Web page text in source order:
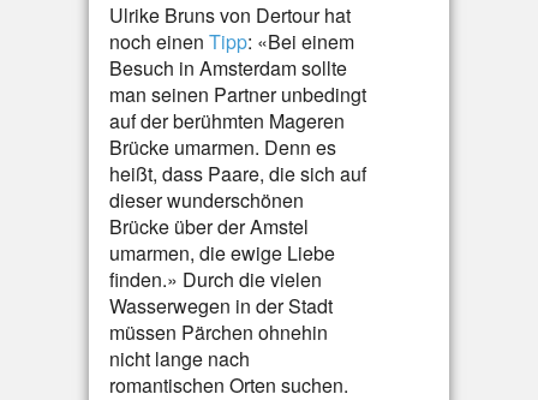
Ulrike Bruns von Dertour hat
noch einen Tipp: «Bei einem
Besuch in Amsterdam sollte
man seinen Partner unbedingt
auf der berühmten Mageren
Brücke umarmen. Denn es
heißt, dass Paare, die sich auf
dieser wunderschönen
Brücke über der Amstel
umarmen, die ewige Liebe
finden.» Durch die vielen
Wasserwegen in der Stadt
müssen Pärchen ohnehin
nicht lange nach
romantischen Orten suchen.